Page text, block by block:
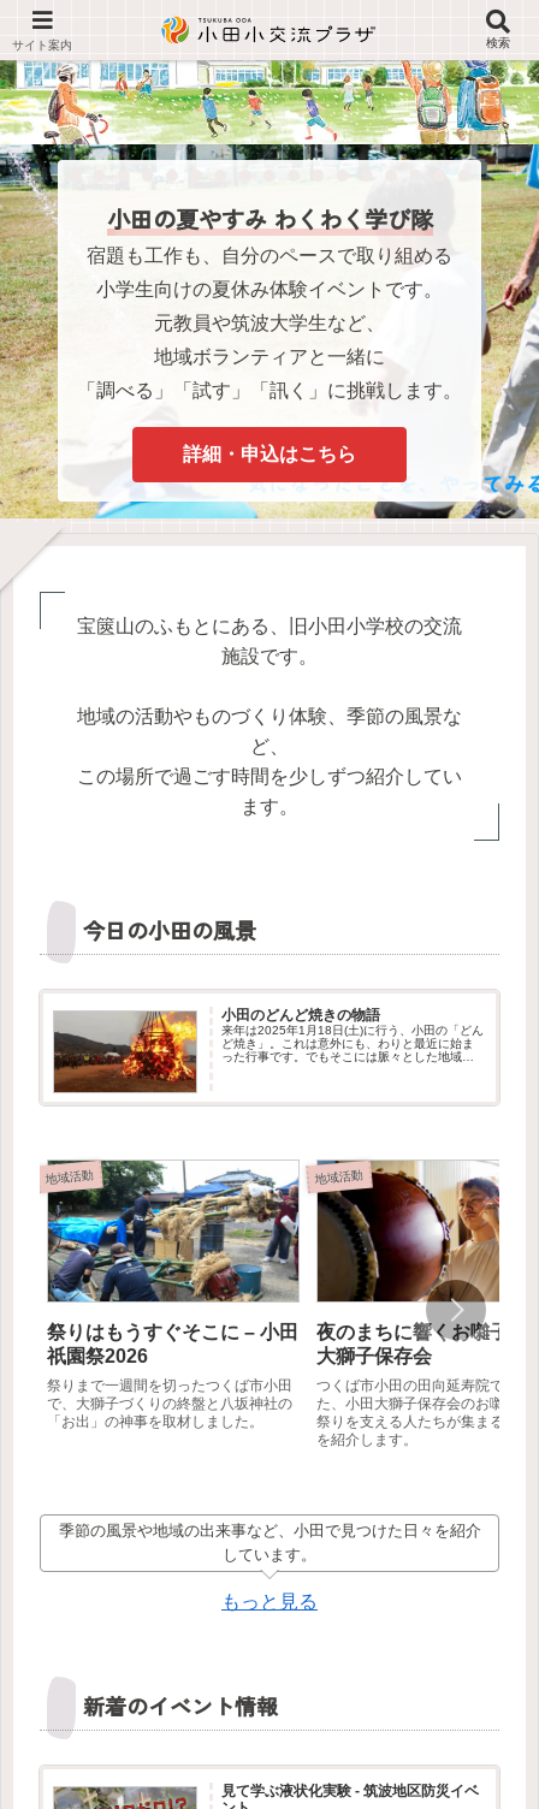
小田の夏やすみ わくわく学び隊
宿題も工作も、自分のペースで取り組める
小学生向けの夏休み体験イベントです。
元教員や筑波大学生など、
地域ボランティアと一緒に
「調べる」「試す」「訊く」に挑戦します。
詳細・申込はこちら
宝篋山のふもとにある、旧小田小学校の交流
施設です。
地域の活動やものづくり体験、季節の風景な
ど、
この場所で過ごす時間を少しずつ紹介してい
ます。
今日の小田の風景
小田のどんど焼きの物語
来年は2025年1月18日(土)に行う、小田の「どん
ど焼き」。これは意外にも、わりと最近に始ま
った行事です。でもそこには脈々とした地域の
地域活動
祭りはもうすぐそこに – 小田
祇園祭2026
祭りまで一週間を切ったつくば市小田
で、大獅子づくりの終盤と八坂神社の
「お出」の神事を取材しました。
地域活動
夜のまちに響くお囃子 –
大獅子保存会
つくば市小田の田向延寿院で行わ
た、小田大獅子保存会のお囃子練
祭りを支える人たちが集まる夏の
を紹介します。
季節の風景や地域の出来事など、小田で見つけた日々を紹介
しています。
もっと見る
新着のイベント情報
見て学ぶ液状化実験 - 筑波地区防災イベ
検索